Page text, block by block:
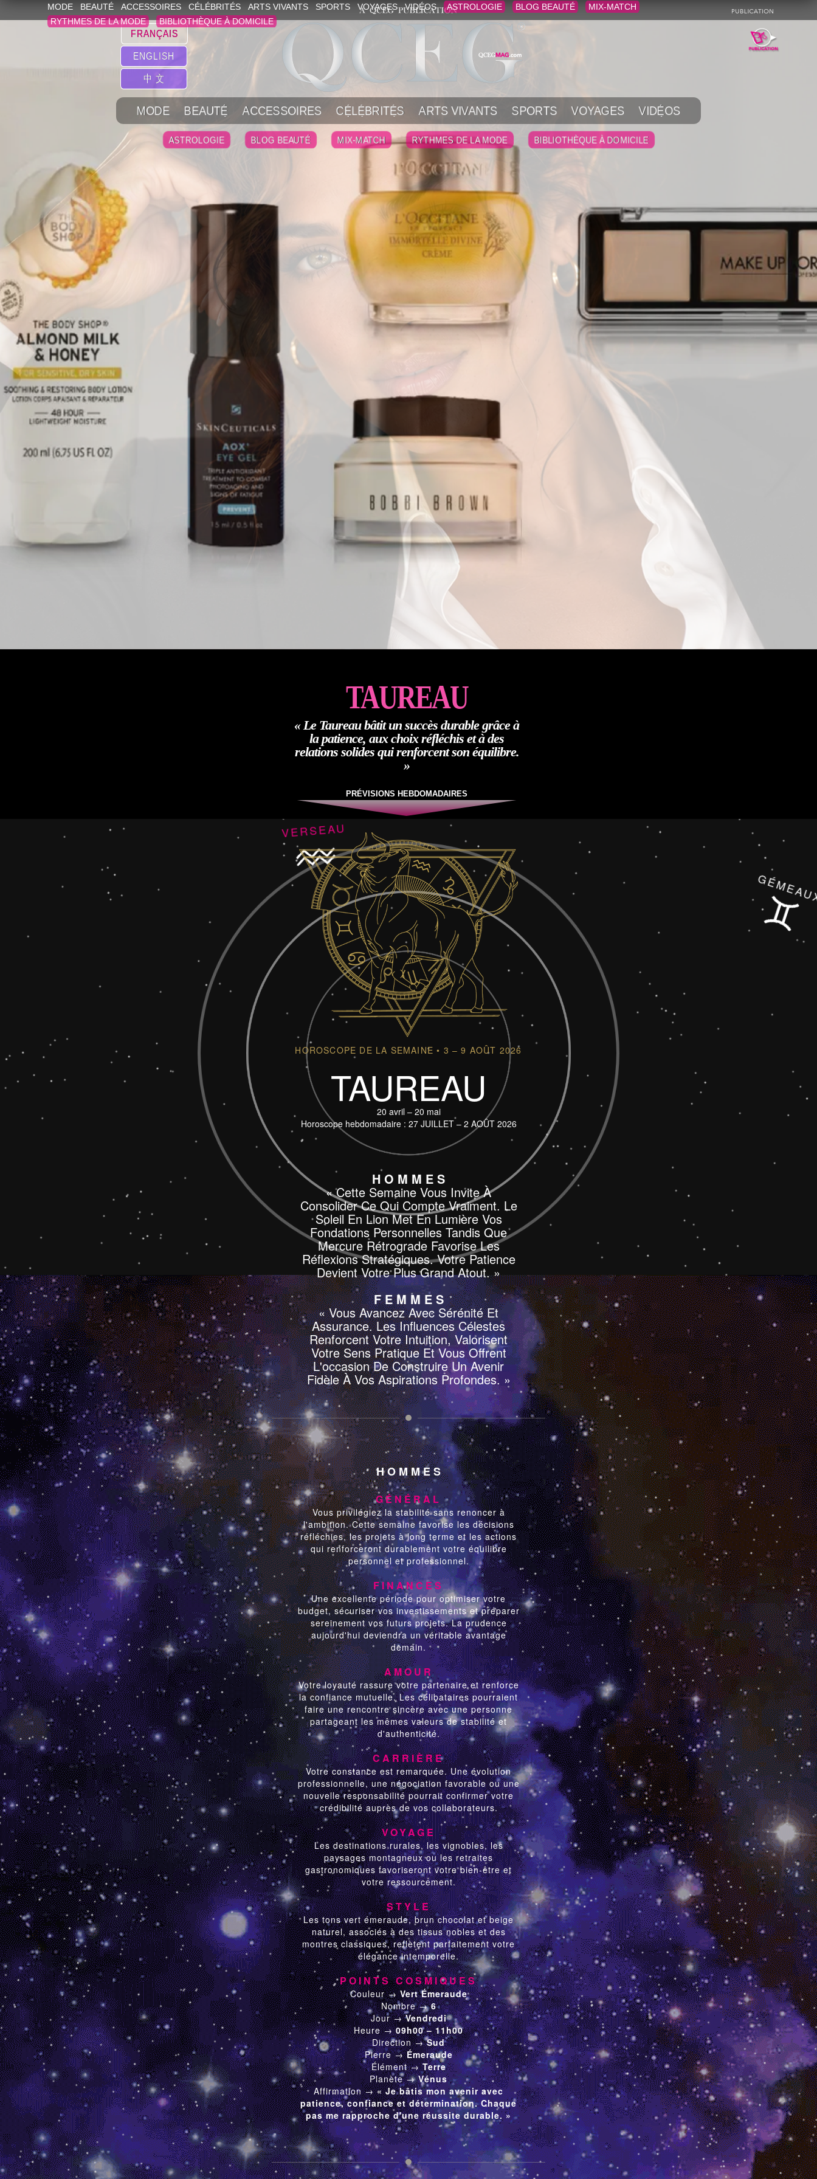
MODE BEAUTÉ ACCESSOIRES CÉLÉBRITÉS ARTS VIVANTS SPORTS VOYAGES VIDÉOS ASTROLOGIE BLOG BEAUTÉ
MIX-MATCH
RYTHMES DE LA MODE
BIBLIOTHÈQUE À DOMICILE
FRANÇAIS
ENGLISH
中 文
MODE BEAUTÉ ACCESSOIRES CÉLÉBRITÉS ARTS VIVANTS SPORTS VOYAGES VIDÉOS
ASTROLOGIE BLOG BEAUTÉ MIX-MATCH RYTHMES DE LA MODE BIBLIOTHÈQUE À DOMICILE
TAUREAU
« Le Taureau bâtit un succès durable grâce à
la patience, aux choix réfléchis et à des
relations solides qui renforcent son équilibre.
»
PRÉVISIONS HEBDOMADAIRES